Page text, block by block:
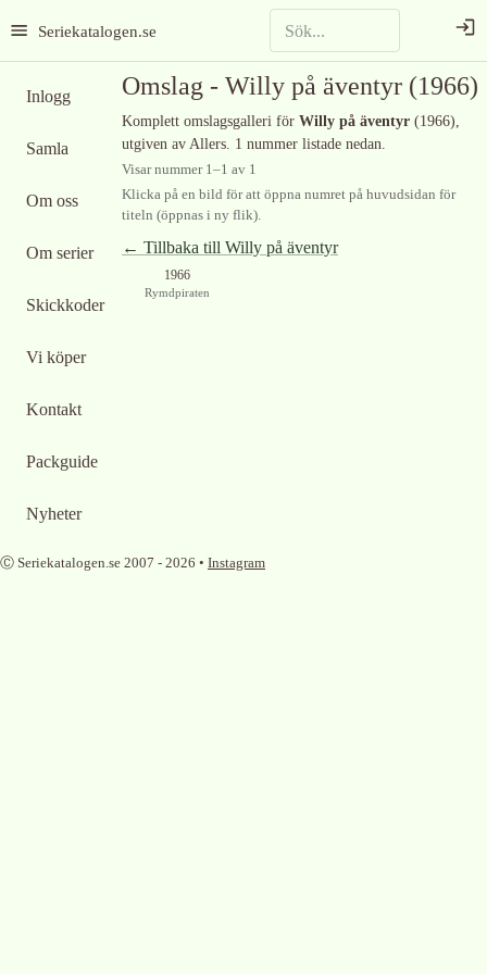
Seriekatalogen.se
Inlogg
Samla
Om oss
Om serier
Skickkoder
Vi köper
Kontakt
Packguide
Nyheter
Omslag - Willy på äventyr (1966)
Komplett omslagsgalleri för Willy på äventyr (1966),
utgiven av Allers. 1 nummer listade nedan.
Visar nummer 1–1 av 1
Klicka på en bild för att öppna numret på huvudsidan för
titeln (öppnas i ny flik).
← Tillbaka till Willy på äventyr
1966
Rymdpiraten
Ⓒ Seriekatalogen.se 2007 - 2026 • Instagram